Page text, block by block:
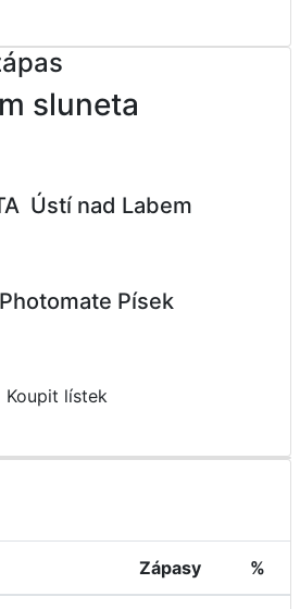
sluneta
Ústí nad Labem
Písek
Koupit lístek
Zápasy %